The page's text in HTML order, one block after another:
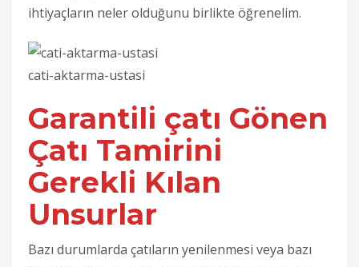
ihtiyaçların neler olduğunu birlikte öğrenelim.
cati-aktarma-ustasi
Garantili çatı Gönen
Çatı Tamirini
Gerekli Kılan
Unsurlar
Bazı durumlarda çatıların yenilenmesi veya bazı